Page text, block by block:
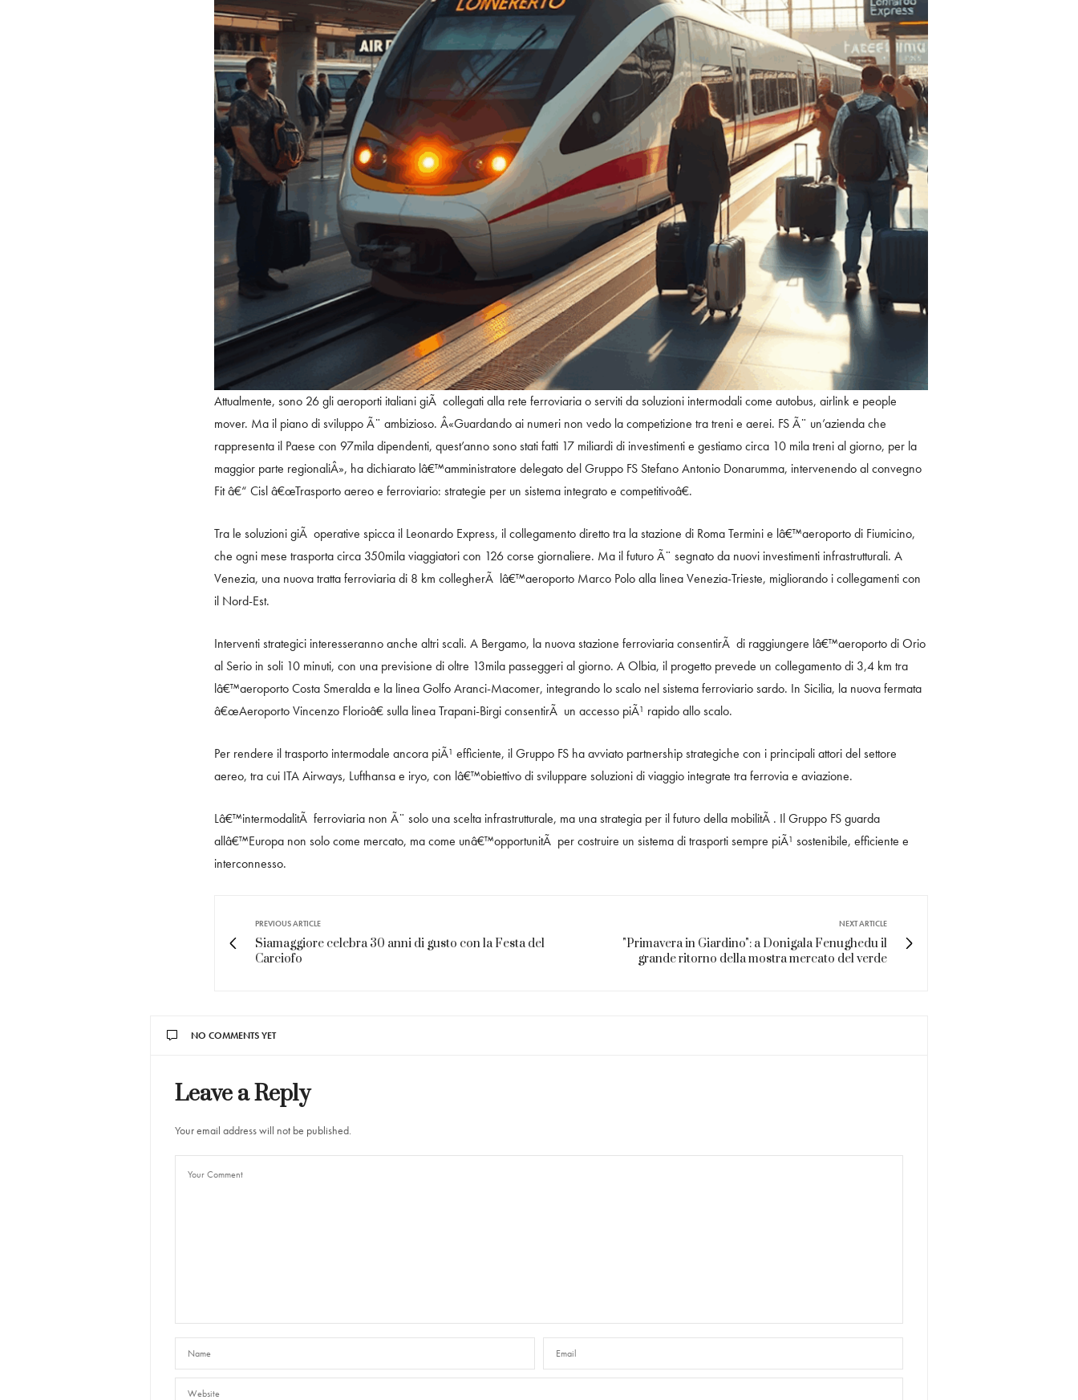
Attualmente, sono 26 gli aeroporti italiani giÃ collegati alla rete ferroviaria o serviti da soluzioni intermodali come autobus, airlink e people
mover. Ma il piano di sviluppo Ã¨ ambizioso. Â«Guardando ai numeri non vedo la competizione tra treni e aerei. FS Ã¨ un’azienda che
rappresenta il Paese con 97mila dipendenti, quest’anno sono stati fatti 17 miliardi di investimenti e gestiamo circa 10 mila treni al giorno, per la
maggior parte regionaliÂ», ha dichiarato lâ€™amministratore delegato del Gruppo FS Stefano Antonio Donarumma, intervenendo al convegno
Fit â€“ Cisl â€œTrasporto aereo e ferroviario: strategie per un sistema integrato e competitivoâ€.
Tra le soluzioni giÃ operative spicca il Leonardo Express, il collegamento diretto tra la stazione di Roma Termini e lâ€™aeroporto di Fiumicino,
che ogni mese trasporta circa 350mila viaggiatori con 126 corse giornaliere. Ma il futuro Ã¨ segnato da nuovi investimenti infrastrutturali. A
Venezia, una nuova tratta ferroviaria di 8 km collegherÃ lâ€™aeroporto Marco Polo alla linea Venezia-Trieste, migliorando i collegamenti con
il Nord-Est.
Interventi strategici interesseranno anche altri scali. A Bergamo, la nuova stazione ferroviaria consentirÃ di raggiungere lâ€™aeroporto di Orio
al Serio in soli 10 minuti, con una previsione di oltre 13mila passeggeri al giorno. A Olbia, il progetto prevede un collegamento di 3,4 km tra
lâ€™aeroporto Costa Smeralda e la linea Golfo Aranci-Macomer, integrando lo scalo nel sistema ferroviario sardo. In Sicilia, la nuova fermata
â€œAeroporto Vincenzo Florioâ€ sulla linea Trapani-Birgi consentirÃ un accesso piÃ¹ rapido allo scalo.
Per rendere il trasporto intermodale ancora piÃ¹ efficiente, il Gruppo FS ha avviato partnership strategiche con i principali attori del settore
aereo, tra cui ITA Airways, Lufthansa e iryo, con lâ€™obiettivo di sviluppare soluzioni di viaggio integrate tra ferrovia e aviazione.
Lâ€™intermodalitÃ ferroviaria non Ã¨ solo una scelta infrastrutturale, ma una strategia per il futuro della mobilitÃ . Il Gruppo FS guarda
allâ€™Europa non solo come mercato, ma come unâ€™opportunitÃ per costruire un sistema di trasporti sempre piÃ¹ sostenibile, efficiente e
interconnesso.
PREVIOUS ARTICLE
Siamaggiore celebra 30 anni di gusto con la Festa del
Carciofo
NEXT ARTICLE
"Primavera in Giardino": a Donigala Fenughedu il
grande ritorno della mostra mercato del verde
NO COMMENTS YET
Leave a Reply
Your email address will not be published.